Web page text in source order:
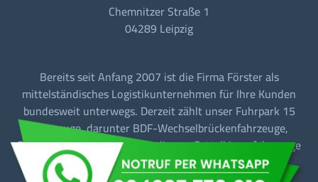
Chemnitzer Straße 1
04289 Leipzig
Bereits seit Anfang 2007 ist die Firma Förster als
mittelständisches Logistikunternehmen für Ihre Kunden
bundesweit unterwegs. Derzeit zählt unser Fuhrpark 15
Fahrzeuge, darunter BDF-Wechselbrückenfahrzeuge,
Sattelzugmaschinen mit Tautliner + Sattelkipperfahrzeuge
für den Baustellen-/Linien-/Begegnungs- und